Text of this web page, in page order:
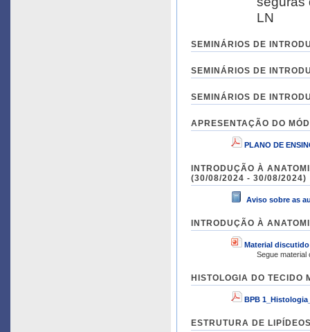
LN
SEMINÁRIOS DE
SEMINÁRIOS DE
SEMINÁRIOS DE
APRESENTAÇÃO DO
PLANO DE
INTRODUÇÃO À
(30/08/2024 - 30/08/2024)
Aviso sobre as
INTRODUÇÃO À
Material
Segue material
HISTOLOGIA DO
BPB
ESTRUTURA DE